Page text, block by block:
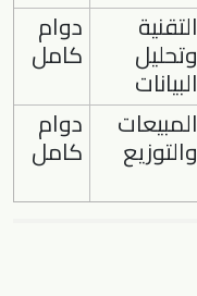
التقنية
وتحليل
البيانات
دوام
كامل
المبيعات
والتوزيع
دوام
كامل